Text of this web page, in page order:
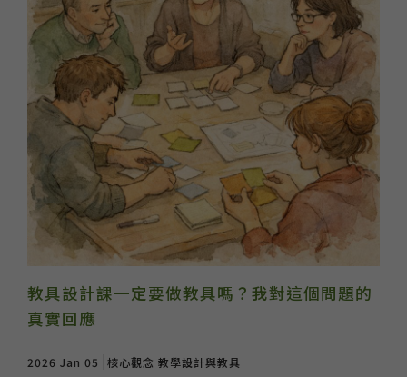
教具設計課一定要做教具嗎？我對這個問題的
真實回應
2026 Jan 05 核心觀念 教學設計與教具